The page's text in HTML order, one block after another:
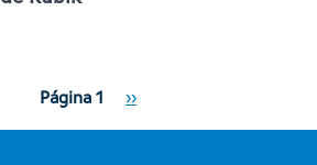
Página 1 Siguiente página
››